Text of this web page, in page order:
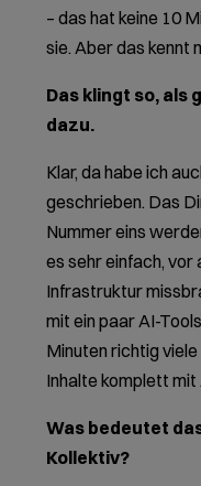
– das hat keine 10
sie. Aber das kennt
Das klingt so, als
dazu.
Klar, da habe ich
geschrieben. Das
Nummer eins
es sehr einfach, vor
Infrastruktur
mit ein paar AI-
Minuten richtig
Inhalte komplett
Was bedeutet
Kollektiv?